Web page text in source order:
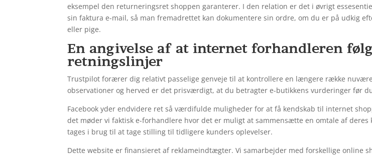
eksempel den returneringsret shoppen garanterer. I den relation er det i øvrigt
sin faktura e-mail, så man fremadrettet kan dokumentere sin ordre, om du er på udkig
eller pige.
En angivelse af at internet forhandleren
retningslinjer
Trustpilot forærer dig relativt passelige genveje til at kontrollere en længere række
observationer og herved er det prisværdigt, at du betragter e-butikkens vurderinger før
Facebook yder endvidere ret så værdifulde muligheder for at få kendskab til internet
det møder vi faktisk e-forhandlere hvor det er muligt at sammensætte en omtale af deres
tages i brug til at tage stilling til tidligere kunders oplevelser.
Dette website er finansieret af reklameindtægter. Vi samarbejder med forskellige online